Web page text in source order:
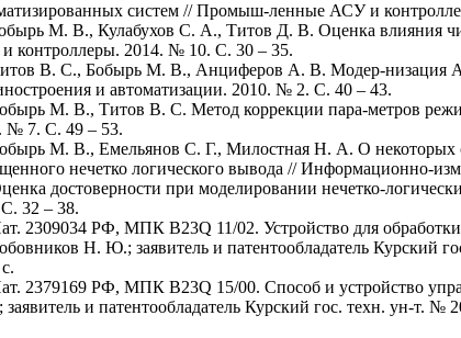
систем // Промыш-ленные АСУ и
М. В., Кулабухов С. А., Титов Д. В. Оценка влияния
контроллеры. 2014. № 10. С. 30 – 35.
В. С., Бобырь М. В., Анциферов А. В. Модер-низация
и автоматизации. 2010. № 2. С. 40 – 43.
М. В., Титов В. С. Метод коррекции пара-метров
№ 7. С. 49 – 53.
М. В., Емельянов С. Г., Милостная Н. А. О некоторых
нечетко логического вывода // Информационно-
достоверности при моделировании нечетко-
32 – 38.
2309034 РФ, МПК B23Q 11/02. Устройство для
Н. Ю.; заявитель и патентообладатель Курский
2379169 РФ, МПК B23Q 15/00. Способ и устройство
и патентообладатель Курский гос. техн. ун-т.